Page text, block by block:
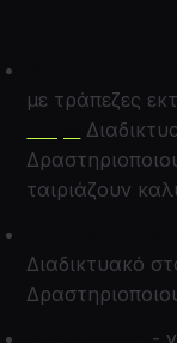
με τράπεζες
ταιριάζουν
Διαδικτυακό
-